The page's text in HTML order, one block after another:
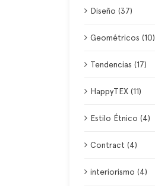
Diseño (37)
Geométricos (10)
Tendencias (17)
HappyTEX (11)
Estilo Étnico (4)
Contract (4)
interiorismo (4)